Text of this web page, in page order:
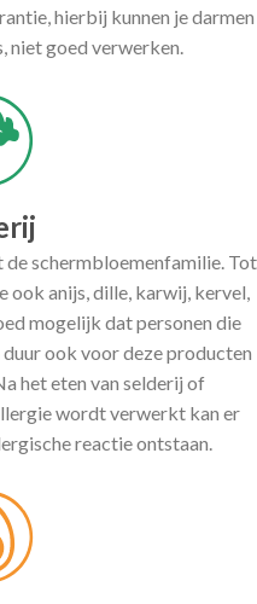
hierbij kunnen je darmen
niet goed verwerken.
schermbloemenfamilie. Tot
ook anijs, dille, karwij, kervel,
mogelijk dat personen die
ook voor deze producten
het eten van selderij of
wordt verwerkt kan er
reactie ontstaan.